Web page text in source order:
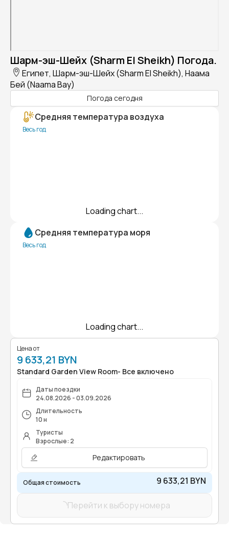
Шарм-эш-Шейх (Sharm El Sheikh) Погода.
Египет, Шарм-эш-Шейх (Sharm El Sheikh), Наама
Бей (Naama Bay)
Погода сегодня
Средняя температура воздуха
Весь год
Loading chart...
Средняя температура моря
Весь год
Loading chart...
Цена от
9 633,21 BYN
Standard Garden View Room- Все включено
Даты поездки
24.08.2026 - 03.09.2026
Длительность
10 н
Туристы
Взрослые: 2
Редактировать
Общая стоимость 9 633,21 BYN
Перейти к выбору номера